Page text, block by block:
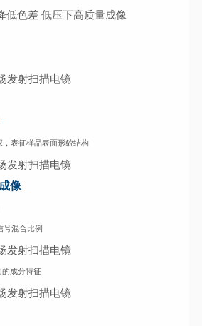
低色差 低压下高质量成像
，表征样品表面形貌结构
像
号混合比例
的成分特征